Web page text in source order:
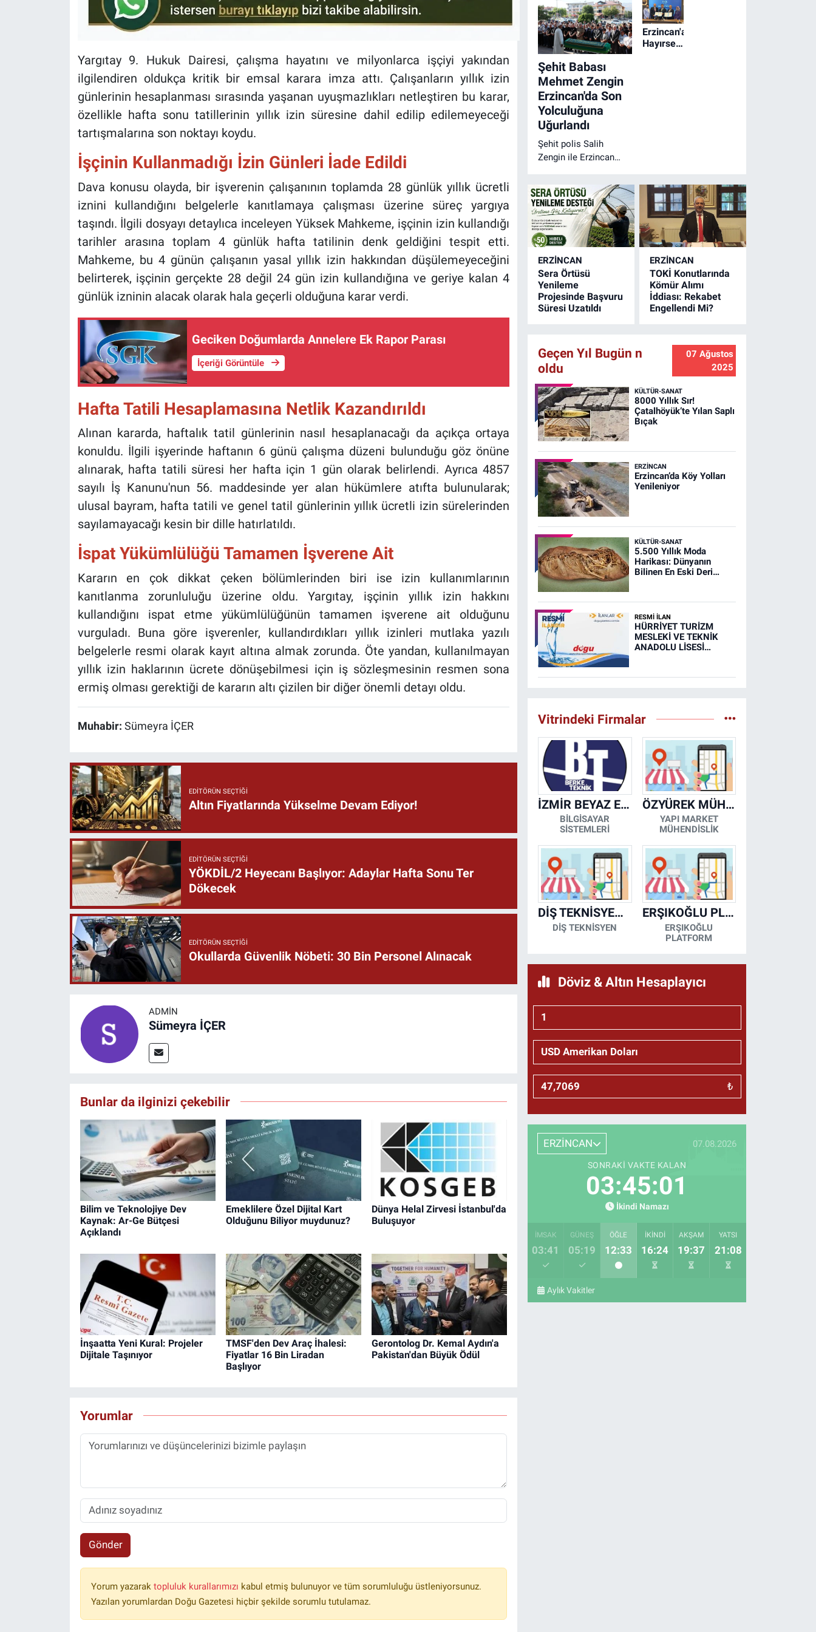
Yargıtay 9. Hukuk Dairesi, çalışma hayatını ve milyonlarca işçiyi yakından
ilgilendiren oldukça kritik bir emsal karara imza attı. Çalışanların yıllık izin
günlerinin hesaplanması sırasında yaşanan uyuşmazlıkları netleştiren bu karar,
özellikle hafta sonu tatillerinin yıllık izin süresine dahil edilip edilemeyeceği
tartışmalarına son noktayı koydu.
İşçinin Kullanmadığı İzin Günleri İade Edildi
Dava konusu olayda, bir işverenin çalışanının toplamda 28 günlük yıllık ücretli
iznini kullandığını belgelerle kanıtlamaya çalışması üzerine süreç yargıya
taşındı. İlgili dosyayı detaylıca inceleyen Yüksek Mahkeme, işçinin izin kullandığı
tarihler arasına toplam 4 günlük hafta tatilinin denk geldiğini tespit etti.
Mahkeme, bu 4 günün çalışanın yasal yıllık izin hakkından düşülemeyeceğini
belirterek, işçinin gerçekte 28 değil 24 gün izin kullandığına ve geriye kalan 4
günlük izninin alacak olarak hala geçerli olduğuna karar verdi.
Geciken Doğumlarda Annelere Ek Rapor Parası
İçeriği Görüntüle
Hafta Tatili Hesaplamasına Netlik Kazandırıldı
Alınan kararda, haftalık tatil günlerinin nasıl hesaplanacağı da açıkça ortaya
konuldu. İlgili işyerinde haftanın 6 günü çalışma düzeni bulunduğu göz önüne
alınarak, hafta tatili süresi her hafta için 1 gün olarak belirlendi. Ayrıca 4857
sayılı İş Kanunu'nun 56. maddesinde yer alan hükümlere atıfta bulunularak;
ulusal bayram, hafta tatili ve genel tatil günlerinin yıllık ücretli izin sürelerinden
sayılamayacağı kesin bir dille hatırlatıldı.
İspat Yükümlülüğü Tamamen İşverene Ait
Kararın en çok dikkat çeken bölümlerinden biri ise izin kullanımlarının
kanıtlanma zorunluluğu üzerine oldu. Yargıtay, işçinin yıllık izin hakkını
kullandığını ispat etme yükümlülüğünün tamamen işverene ait olduğunu
vurguladı. Buna göre işverenler, kullandırdıkları yıllık izinleri mutlaka yazılı
belgelerle resmi olarak kayıt altına almak zorunda. Öte yandan, kullanılmayan
yıllık izin haklarının ücrete dönüşebilmesi için iş sözleşmesinin resmen sona
ermiş olması gerektiği de kararın altı çizilen bir diğer önemli detayı oldu.
Muhabir: Sümeyra İÇER
EDITÖRÜN SEÇTIĞI
Altın Fiyatlarında Yükselme Devam Ediyor!
EDITÖRÜN SEÇTIĞI
YÖKDİL/2 Heyecanı Başlıyor: Adaylar Hafta Sonu Ter
Dökecek
EDITÖRÜN SEÇTIĞI
Okullarda Güvenlik Nöbeti: 30 Bin Personel Alınacak
ADMIN
Sümeyra İÇER
Bunlar da ilginizi çekebilir
Bilim ve Teknolojiye Dev
Kaynak: Ar-Ge Bütçesi
Açıklandı
Emeklilere Özel Dijital Kart
Olduğunu Biliyor muydunuz?
Dünya Helal Zirvesi İstanbul'da
Buluşuyor
İnşaatta Yeni Kural: Projeler
Dijitale Taşınıyor
TMSF'den Dev Araç İhalesi:
Fiyatlar 16 Bin Liradan
Başlıyor
Gerontolog Dr. Kemal Aydın'a
Pakistan'dan Büyük Ödül
Yorumlar
Gönder
Yorum yazarak topluluk kurallarımızı kabul etmiş bulunuyor ve tüm sorumluluğu üstleniyorsunuz.
Yazılan yorumlardan Doğu Gazetesi hiçbir şekilde sorumlu tutulamaz.
Şehit Babası
Mehmet Zengin
Erzincan'da Son
Yolculuğuna
Uğurlandı
Şehit polis Salih
Zengin ile Erzincan
Başkanı Abdulkadir
Zengin'in babası
Mehmet Zengin,
Erzincan'da düzenlenen
cenaze töreninin
yolculuğuna uğurlandı.
Erzincan'a
Hayırsever
ERZINCAN
Sera Örtüsü
Yenileme
Projesinde Başvuru
Süresi Uzatıldı
ERZINCAN
TOKİ Konutlarında
Kömür Alımı
İddiası: Rekabet
Engellendi Mi?
Geçen Yıl Bugün n
oldu
07 Ağustos
2025
KÜLTÜR-SANAT
8000 Yıllık Sır!
Çatalhöyük’te Yılan Saplı
Bıçak
ERZINCAN
Erzincan’da Köy Yolları
Yenileniyor
KÜLTÜR-SANAT
5.500 Yıllık Moda
Harikası: Dünyanın
Bilinen En Eski Deri
RESMİ İLAN
HÜRRİYET TURİZM
MESLEKİ VE TEKNİK
ANADOLU LİSESİ
YEMEKHANELERİNİN
Vitrindeki Firmalar
İZMİR BEYAZ EŞYA KLİMA KOMBİ SERVİSİ
BİLGİSAYAR
SİSTEMLERİ
ÖZYÜREK MÜHENDİSLİK
YAPI MARKET
MÜHENDİSLİK
DİŞ TEKNİSYENİ- MESUT KORKMAZ
DİŞ TEKNİSYEN
ERŞIKOĞLU PLATFORM
ERŞIKOĞLU
PLATFORM
Döviz & Altın Hesaplayıcı
₺
ERZİNCAN 07.08.2026
SONRAKI VAKTE KALAN
03:45:00
İkindi Namazı
İMSAK
03:41
GÜNEŞ
05:19
ÖĞLE
12:33
İKINDI
16:24
AKŞAM
19:37
YATSI
21:08
Aylık Vakitler